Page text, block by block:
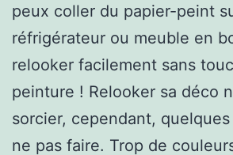
peux coller du papier-peint
réfrigérateur ou meuble en
relooker facilement sans
peinture ! Relooker sa déco
sorcier, cependant,
ne pas faire. Trop de